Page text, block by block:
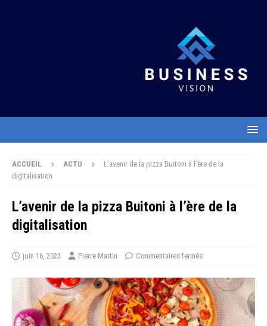
ACCUEIL ACTU
L’avenir de la pizza Buitoni à l’ère de la
digitalisation
L’avenir de la pizza Buitoni à l’ère de la
digitalisation
juin 16, 2023 Pierre Martin Commentaires fermés